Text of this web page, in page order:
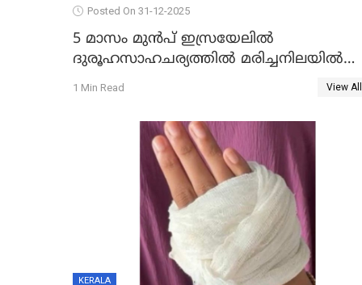
Posted On 31-12-2025
5 മാസം മുൻപ് ഇസ്രയേലിൽ
ദുരൂഹസാഹചര്യത്തിൽ മരിച്ചനിലയിൽ
കണ്ടെത്തിയ മലയാളി യുവാവിന്റെ
1 Min Read View All
KERALA